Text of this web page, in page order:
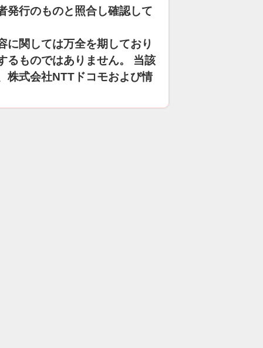
発行のものと照合し確認して
に関しては万全を期しており
るものではありません。 当該
株式会社NTTドコモおよび情